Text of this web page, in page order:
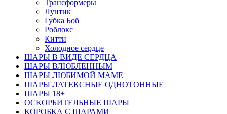
Трансформеры
Лунтик
Губка Боб
Роблокс
Китти
Холодное сердце
ШАРЫ В ВИДЕ СЕРДЦА
ШАРЫ ВЛЮБЛЕННЫМ
ШАРЫ ЛЮБИМОЙ МАМЕ
ШАРЫ ЛАТЕКСНЫЕ ОДНОТОННЫЕ
ШАРЫ 18+
ОСКОРБИТЕЛЬНЫЕ ШАРЫ
КОРОБКА С ШАРАМИ